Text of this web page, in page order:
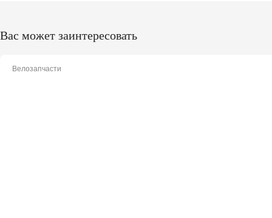
Вас может заинтересовать
Велозапчасти